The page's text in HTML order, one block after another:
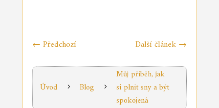
← Předchozí Další článek →
Úvod 5 Blog 5
Můj příběh, jak
si plnit sny a být
spokojená